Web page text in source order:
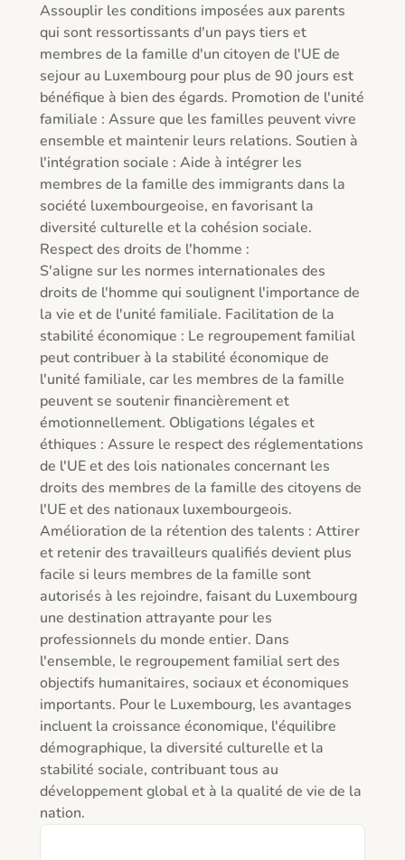
Assouplir les conditions imposées aux parents
qui sont ressortissants d'un pays tiers et
membres de la famille d'un citoyen de l'UE de
sejour au Luxembourg pour plus de 90 jours est
bénéfique à bien des égards. Promotion de l'unité
familiale : Assure que les familles peuvent vivre
ensemble et maintenir leurs relations. Soutien à
l'intégration sociale : Aide à intégrer les
membres de la famille des immigrants dans la
société luxembourgeoise, en favorisant la
diversité culturelle et la cohésion sociale.
Respect des droits de l'homme :
S'aligne sur les normes internationales des
droits de l'homme qui soulignent l'importance de
la vie et de l'unité familiale. Facilitation de la
stabilité économique : Le regroupement familial
peut contribuer à la stabilité économique de
l'unité familiale, car les membres de la famille
peuvent se soutenir financièrement et
émotionnellement. Obligations légales et
éthiques : Assure le respect des réglementations
de l'UE et des lois nationales concernant les
droits des membres de la famille des citoyens de
l'UE et des nationaux luxembourgeois.
Amélioration de la rétention des talents : Attirer
et retenir des travailleurs qualifiés devient plus
facile si leurs membres de la famille sont
autorisés à les rejoindre, faisant du Luxembourg
une destination attrayante pour les
professionnels du monde entier. Dans
l'ensemble, le regroupement familial sert des
objectifs humanitaires, sociaux et économiques
importants. Pour le Luxembourg, les avantages
incluent la croissance économique, l'équilibre
démographique, la diversité culturelle et la
stabilité sociale, contribuant tous au
développement global et à la qualité de vie de la
nation.